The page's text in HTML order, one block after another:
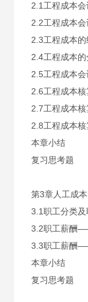
2.1工程成本
2.2工程成本
2.3工程成本
2.4工程成本
2.5工程成本
2.6工程成本
2.7工程成本
2.8工程成本
本章小结
复习思考题
第3章人工成
3.1职工分类
3.2职工薪酬
3.3职工薪酬
本章小结
复习思考题